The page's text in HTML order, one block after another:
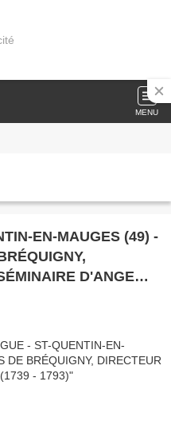
MENU
EN-MAUGES (49) -
D'ANGERS